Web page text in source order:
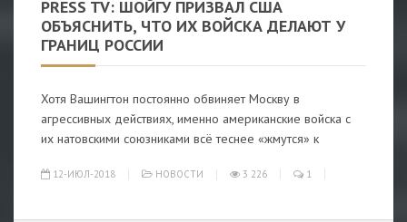
PRESS TV: ШОЙГУ ПРИЗВАЛ США
ОБЪЯСНИТЬ, ЧТО ИХ ВОЙСКА ДЕЛАЮТ У
ГРАНИЦ РОССИИ
Хотя Вашингтон постоянно обвиняет Москву в
агрессивных действиях, именно американские войска с
их натовскими союзниками всё теснее «жмутся» к
12-ИЮЛ-2018 НОВОСТИ 3 226 1